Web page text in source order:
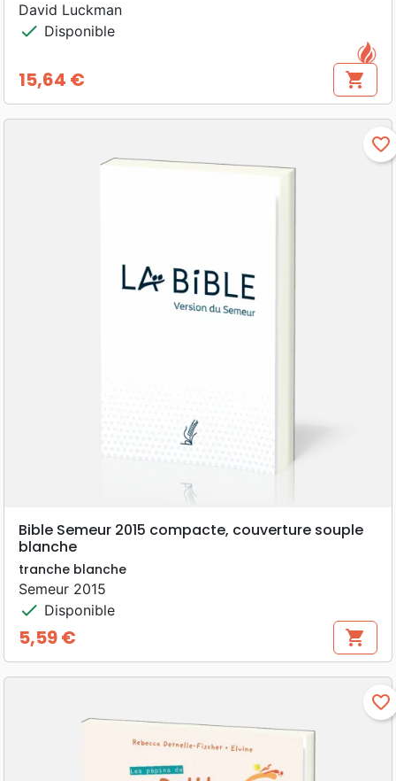
David Luckman
check Disponible
Prix
15,64 € shopping_cart
favorite_border
Bible Semeur 2015 compacte, couverture souple
blanche
tranche blanche
Semeur 2015
check Disponible
Prix
5,59 € shopping_cart
favorite_border